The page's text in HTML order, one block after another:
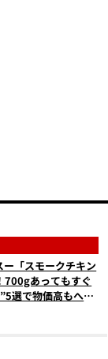
ー「スモークチキン
700gあってもすぐ
選で物価高もへっ